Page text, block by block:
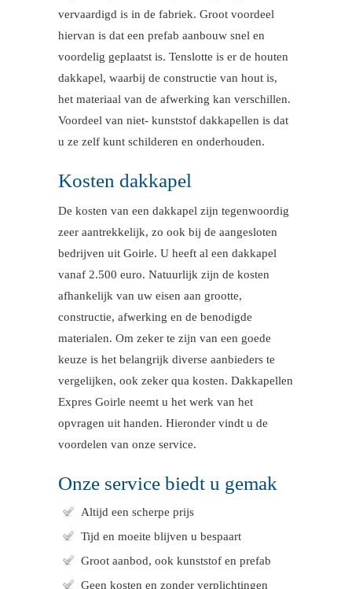
vervaardigd is in de fabriek. Groot voordeel
hiervan is dat een prefab aanbouw snel en
voordelig geplaatst is. Tenslotte is er de houten
dakkapel, waarbij de constructie van hout is,
het materiaal van de afwerking kan verschillen.
Voordeel van niet- kunststof dakkapellen is dat
u ze zelf kunt schilderen en onderhouden.
Kosten dakkapel
De kosten van een dakkapel zijn tegenwoordig
zeer aantrekkelijk, zo ook bij de aangesloten
bedrijven uit Goirle. U heeft al een dakkapel
vanaf 2.500 euro. Natuurlijk zijn de kosten
afhankelijk van uw eisen aan grootte,
constructie, afwerking en de benodigde
materialen. Om zeker te zijn van een goede
keuze is het belangrijk diverse aanbieders te
vergelijken, ook zeker qua kosten. Dakkapellen
Expres Goirle neemt u het werk van het
opvragen uit handen. Hieronder vindt u de
voordelen van onze service.
Onze service biedt u gemak
Altijd een scherpe prijs
Tijd en moeite blijven u bespaart
Groot aanbod, ook kunststof en prefab
Geen kosten en zonder verplichtingen